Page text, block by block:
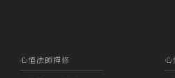
心道法師禪修 心